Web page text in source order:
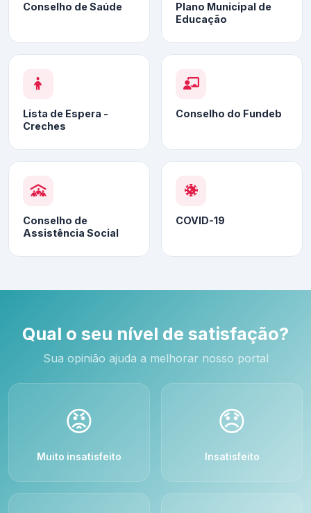
Conselho de Saúde
Plano Municipal de
Educação
Lista de Espera -
Creches
Conselho do Fundeb
Conselho de
Assistência Social
COVID-19
Qual o seu nível de satisfação?
Sua opinião ajuda a melhorar nosso portal
😡
Muito insatisfeito
😞
Insatisfeito